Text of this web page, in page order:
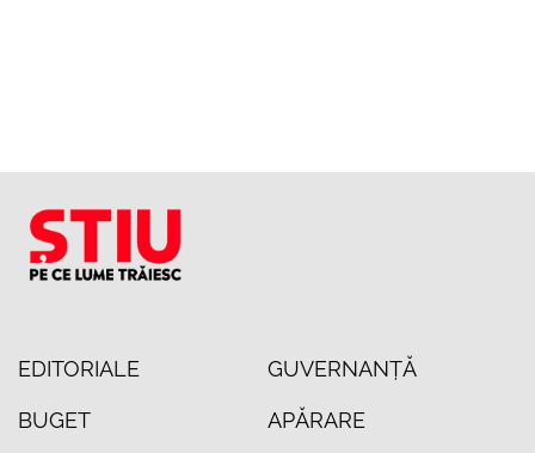
EDITORIALE GUVERNANȚĂ
BUGET APĂRARE